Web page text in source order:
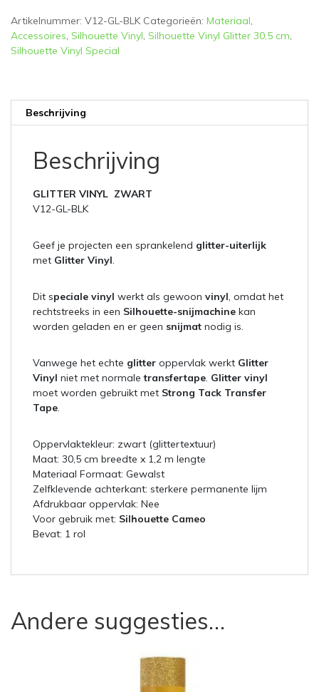
Artikelnummer: V12-GL-BLK Categorieën: Materiaal,
Accessoires, Silhouette Vinyl, Silhouette Vinyl Glitter 30,5 cm,
Silhouette Vinyl Special
Beschrijving
Beschrijving
GLITTER VINYL ZWART
V12-GL-BLK
Geef je projecten een sprankelend glitter-uiterlijk
met Glitter Vinyl.
Dit speciale vinyl werkt als gewoon vinyl, omdat het
rechtstreeks in een Silhouette-snijmachine kan
worden geladen en er geen snijmat nodig is.
Vanwege het echte glitter oppervlak werkt Glitter
Vinyl niet met normale transfertape. Glitter vinyl
moet worden gebruikt met Strong Tack Transfer
Tape.
Oppervlaktekleur: zwart (glittertextuur)
Maat: 30,5 cm breedte x 1,2 m lengte
Materiaal Formaat: Gewalst
Zelfklevende achterkant: sterkere permanente lijm
Afdrukbaar oppervlak: Nee
Voor gebruik met: Silhouette Cameo
Bevat: 1 rol
Andere suggesties…